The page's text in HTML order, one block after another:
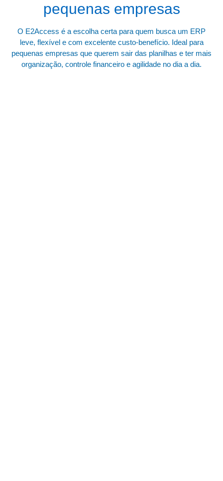
pequenas empresas
O E2Access é a escolha certa para quem busca um ERP
leve, flexível e com excelente custo-benefício. Ideal para
pequenas empresas que querem sair das planilhas e ter mais
organização, controle financeiro e agilidade no dia a dia.